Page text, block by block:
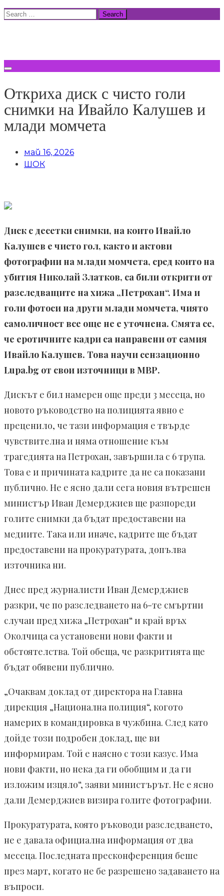
Skip
Search
Откриха диск с чисто голи
снимки на Ивайло Калушев и
млади момчета
май 16, 2026
ШОК
Диск с десетки снимки, на които Ивайло
Калушев е чисто гол, както и актови
фотографии на млади момчета, сред които на
убития Николай Златков, са били открити от
разследващите на хижа „Петрохан“. Има и
голи фотоси на други млади момчета, чиято
самоличност все още не е уточнена. Смята се,
че еротичните кадри са направени от самия
Ивайло Калушев. Това научи сензационно
Lupa.bg от свои източници в МВР.
Дискът е бил намерен още преди 3 месеца, но
новото ръководство на полицията явно е
преценило, че тази информация е твърде
чувствителна и няма отношение към
трагедията на Петрохан, завършила с 6 трупа.
Това е и причината кадрите да не са показани
публично. Не е ясно дали сега новия вътрешен
министър Иван Демерджиев ще разпореди
голите снимки да бъдат предоставени на
медиите. Така или иначе, кадрите ще бъдат
предоставени на прокуратурата, допълва
източника ни.
Днес пред журналисти Иван Демерджиев
разкри, че по разследването на 6-те смъртни
случаи пред хижа „Петрохан“ и край връх
Околчица са установени нови факти и
обстоятелства. Той обеща, че разкритията ще
бъдат обявени публично.
„Очаквам доклад от директора на Главна
дирекция „Национална полиция“, когото
намерих в командировка в чужбина. След като
дойде този подробен доклад, ще ви
информирам. Той е наясно с този казус. Има
нови факти, но нека да ги обобщим и да ги
изложим изцяло“, заяви министърът. Не е ясно
дали Демерджиев визира голите фотографии.
Прокуратурата, която ръководи разследването,
не е давала официална информация от два
месеца. Последната пресконференция беше
през март, когато не бе разрешено задаването на
въпроси.